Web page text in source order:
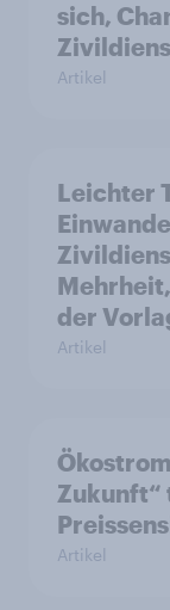
sich,
Artikel
Leichter
der
Artikel
Artikel